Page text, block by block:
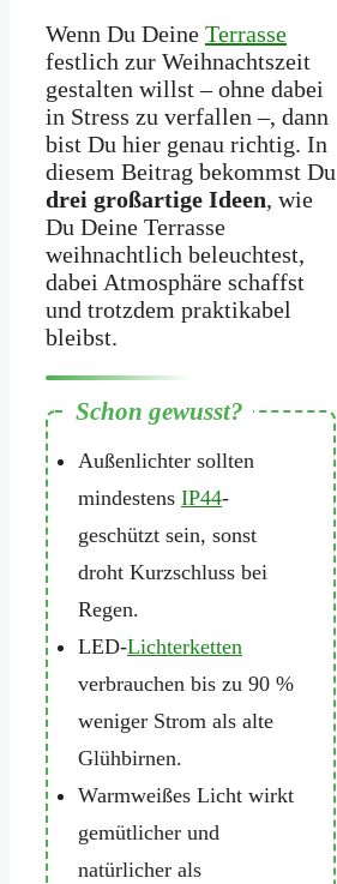
Wenn Du Deine Terrasse
festlich zur Weihnachtszeit
gestalten willst – ohne dabei
in Stress zu verfallen –, dann
bist Du hier genau richtig. In
diesem Beitrag bekommst Du
drei großartige Ideen, wie
Du Deine Terrasse
weihnachtlich beleuchtest,
dabei Atmosphäre schaffst
und trotzdem praktikabel
bleibst.
Außenlichter sollten
mindestens IP44-
geschützt sein, sonst
droht Kurzschluss bei
Regen.
LED-Lichterketten
verbrauchen bis zu 90 %
weniger Strom als alte
Glühbirnen.
Warmweißes Licht wirkt
gemütlicher und
natürlicher als